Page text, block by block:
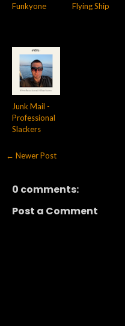
Funkyone
Flying Ship
Junk Mail -
Professional
Slackers
← Newer Post
0 comments:
Post a Comment